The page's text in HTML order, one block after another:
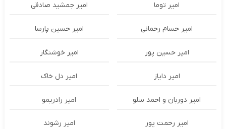
امیر توما امیر جمشید صادقی
امیر حسام رحمانی امیر حسین پارسا
امیر حسین پور امیر خوشنگار
امیر دایاز امیر دل خاک
امیر دوربان و احمد سلو امیر رادریمو
امیر رحمت پور امیر رشوند